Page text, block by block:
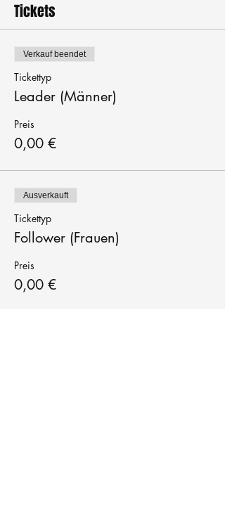
Tickets
Verkauf beendet
Tickettyp
Leader (Männer)
Preis
0,00 €
Ausverkauft
Tickettyp
Follower (Frauen)
Preis
0,00 €